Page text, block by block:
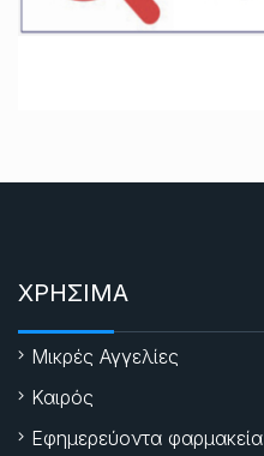
ΧΡΗΣΙΜΑ
Μικρές Αγγελίες
Καιρός
Εφημερεύοντα φαρμακεία